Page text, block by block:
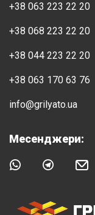
+38 063 223 22 20
+38 068 223 22 20
+38 044 223 22 20
+38 063 170 63 76
info@grilyato.ua
Месенджери: